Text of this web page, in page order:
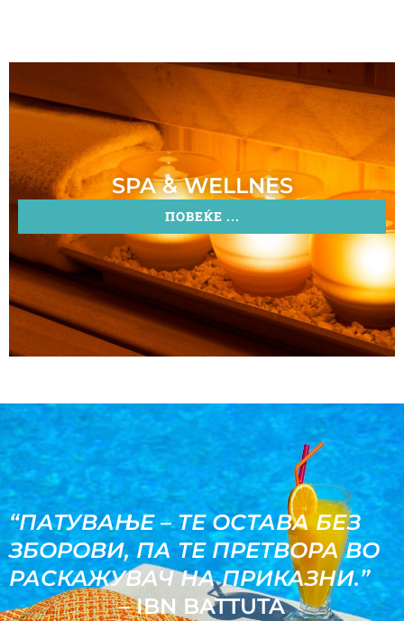
SPA & WELLNES
ПОВЕЌЕ ...
“ПАТУВАЊЕ – ТЕ ОСТАВА БЕЗ
ЗБОРОВИ, ПА ТЕ ПРЕТВОРА ВО
РАСКАЖУВАЧ НА ПРИКАЗНИ.”
– IBN BATTUTA